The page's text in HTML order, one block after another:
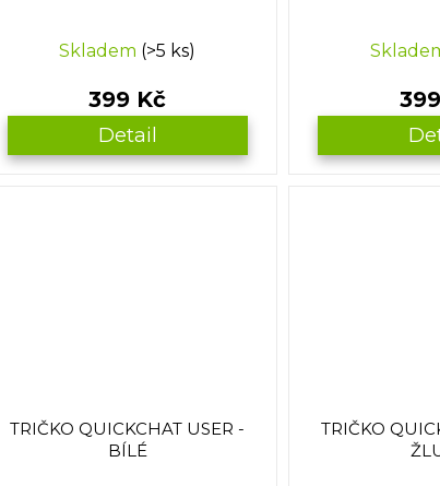
Skladem (>5 ks)
399 Kč
Detail
TRIČKO QUICKCHAT USER -
BÍLÉ
TRIČKO